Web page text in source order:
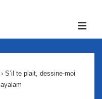
› S’il te plait, dessine-moi